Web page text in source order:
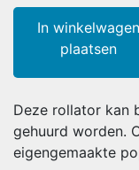
In winkelwagen
plaatsen
Deze rollator kan
gehuurd worden.
eigengemaakte